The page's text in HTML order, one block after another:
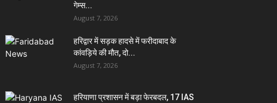
गेम्स...
August 7, 2026
हरिद्वार में सड़क हादसे में फरीदाबाद के
कांवड़िये की मौत, दो...
August 7, 2026
हरियाणा प्रशासन में बड़ा फेरबदल, 17 IAS